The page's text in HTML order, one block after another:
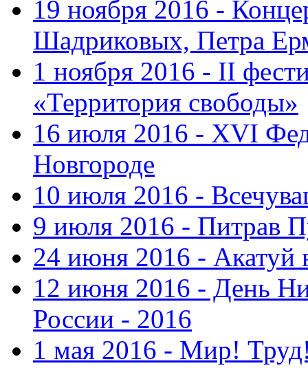
19 ноября 2016 -
Шадриковых, Петра
1 ноября 2016 - II
«Территория свободы»
16 июля 2016 - XVI
Новгороде
10 июля 2016 -
9 июля 2016 - Питрав
24 июня 2016 - Акатуй
12 июня 2016 - День
России - 2016
1 мая 2016 - Мир!